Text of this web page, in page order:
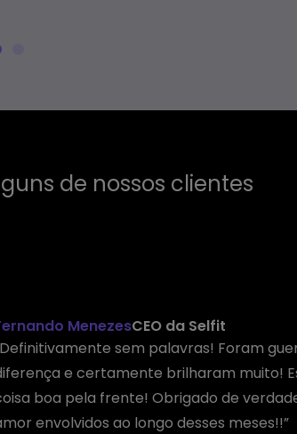
de nossos clientes
MenezesCEO da Selfit
sem palavras! Foram
e certamente brilharam muito!
boa pela frente! Obrigado de
envolvidos ao longo desses meses!!”